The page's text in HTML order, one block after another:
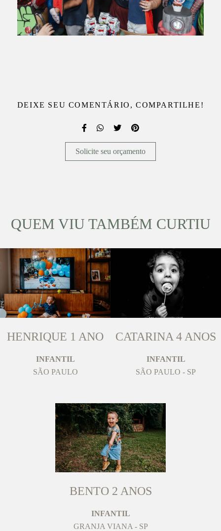
DEIXE SEU COMENTÁRIO, COMPARTILHE!
Solicite seu orçamento
QUEM VIU TAMBÉM CURTIU
HENRIQUE 1 ANO
INFANTIL
SÃO PAULO
CATARINA 4 ANOS
INFANTIL
SÃO PAULO - SP
BENTO 2 ANOS
INFANTIL
GRANJA VIANA - SP